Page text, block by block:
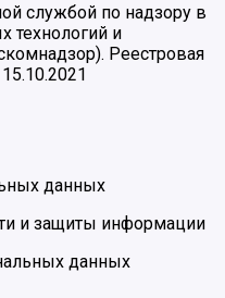
службой по надзору в
технологий и
Реестровая
данных
и защиты информации
данных